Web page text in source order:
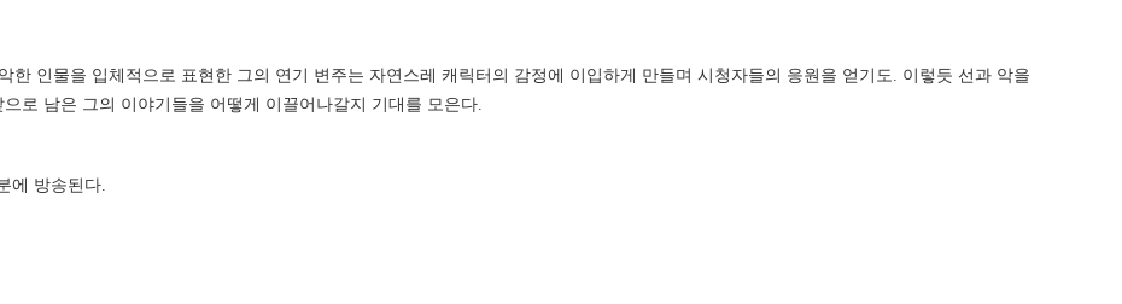
한 인물을 입체적으로 표현한 그의 연기 변주는 자연스레 캐릭터의 감정에 이입하게 만들며 시청자들의 응원을 얻기도. 이렇듯 선과 악을
로 남은 그의 이야기들을 어떻게 이끌어나갈지 기대를 모은다.
에 방송된다.